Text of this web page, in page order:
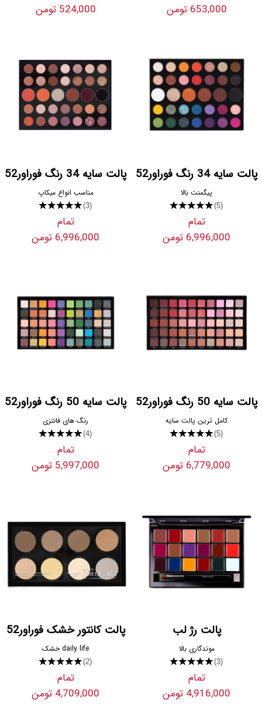
653,000 تومن 524,000 تومن
پالت سایه 34 رنگ فوراور52
پیگمنت بالا
★★★★★(5)
تمام
6,996,000 تومن
پالت سایه 34 رنگ فوراور52
مناسب انواع میکاپ
★★★★★(3)
تمام
6,996,000 تومن
پالت سایه 50 رنگ فوراور52
کامل ترین پالت سایه
★★★★★(5)
تمام
6,779,000 تومن
پالت سایه 50 رنگ فوراور52
رنگ های فانتزی
★★★★★(4)
تمام
5,997,000 تومن
پالت رژ لب
موندگاری بالا
★★★★★(3)
تمام
4,916,000 تومن
پالت کانتور خشک فوراور52
daily life خشک
★★★★★(2)
تمام
4,709,000 تومن